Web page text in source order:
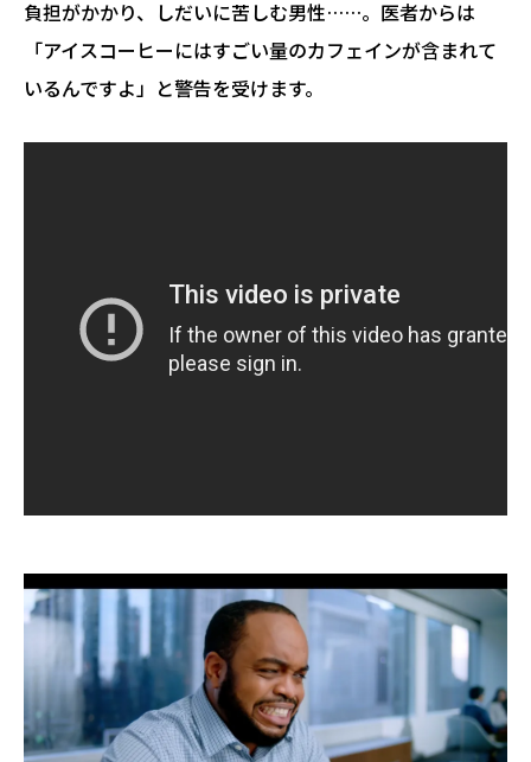
負担がかかり、しだいに苦しむ男性……。医者からは
「アイスコーヒーにはすごい量のカフェインが含まれて
いるんですよ」と警告を受けます。